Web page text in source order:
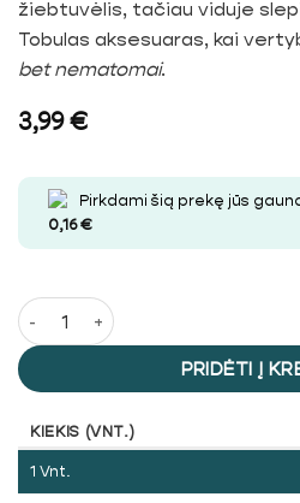
žiebtuvėlis, tačiau viduje
Tobulas aksesuaras, kai
bet nematomai.
3,99€
Pirkdami šią prekę jūs
0,16€
produkto kiekis: Žiebtuvelio
PRIDĖTI Į
KIEKIS (VNT.)
1 Vnt.